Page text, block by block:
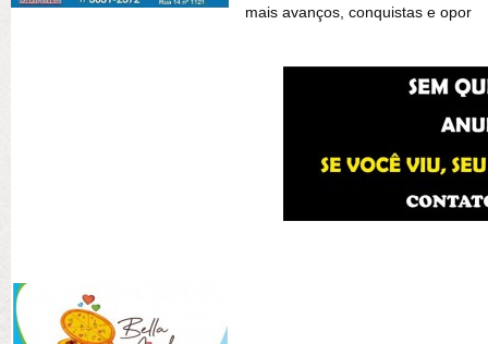
mais avanços, conquistas e opor